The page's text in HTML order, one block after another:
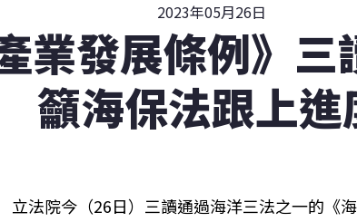
2023年05月26日
業發展條例》
籲海保法跟上進
立法院今（26日）三讀通過海洋三法之一的《